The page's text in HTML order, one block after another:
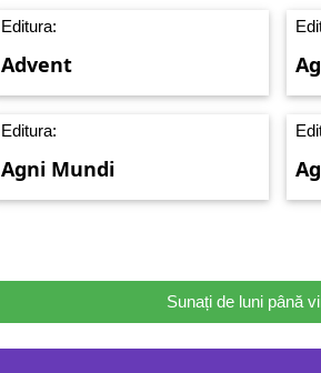
Editura:
Advent
Editura:
Agni Mundi
Sunați de luni până